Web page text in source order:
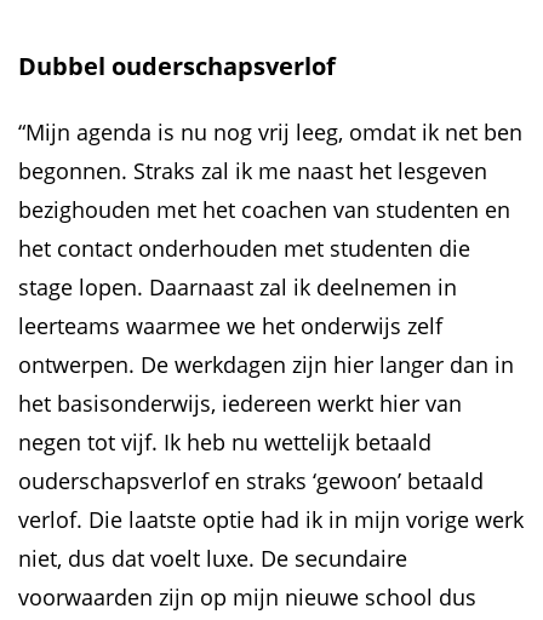
Dubbel ouderschapsverlof
“Mijn agenda is nu nog vrij leeg, omdat ik net ben
begonnen. Straks zal ik me naast het lesgeven
bezighouden met het coachen van studenten en
het contact onderhouden met studenten die
stage lopen. Daarnaast zal ik deelnemen in
leerteams waarmee we het onderwijs zelf
ontwerpen. De werkdagen zijn hier langer dan in
het basisonderwijs, iedereen werkt hier van
negen tot vijf. Ik heb nu wettelijk betaald
ouderschapsverlof en straks ‘gewoon’ betaald
verlof. Die laatste optie had ik in mijn vorige werk
niet, dus dat voelt luxe. De secundaire
voorwaarden zijn op mijn nieuwe school dus